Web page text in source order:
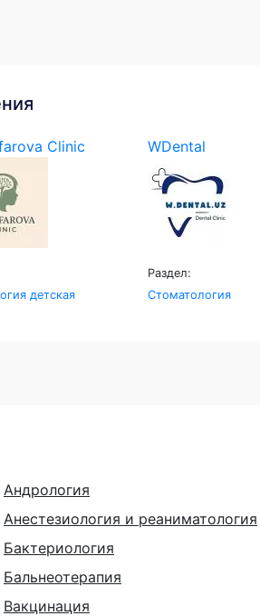
Clinic
детская
WDental
Раздел:
Стоматология
Андрология
Анестезиология и реаниматология
Бактериология
Бальнеотерапия
Вакцинация